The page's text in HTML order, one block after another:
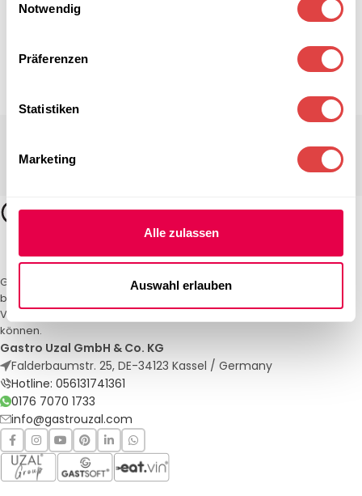
Notwendig
Präferenzen
Statistiken
Marketing
Alle zulassen
Auswahl erlauben
Gastro Uzal – Ihr Spezialist für Gastronomiemöbel und -textilien. Wir
bieten maßgeschneiderte Lösungen für Restaurants, Hotels und
Veranstaltungen. Qualität und Service, auf die Sie sich verlassen
können.
Gastro Uzal GmbH & Co. KG
Falderbaumstr. 25, DE-34123 Kassel / Germany
Hotline: 056131741361
0176 7070 1733
info@gastrouzal.com